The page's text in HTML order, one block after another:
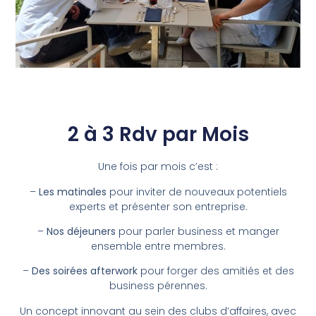
2 à 3 Rdv par Mois
Une fois par mois c’est :
– Les matinales pour inviter de nouveaux potentiels
experts et présenter son entreprise.
– Nos déjeuners pour parler business et manger
ensemble entre membres.
– Des soirées afterworkpour forger des amitiés et des
business pérennes.
Un concept innovant au sein des clubs d’affaires, avec